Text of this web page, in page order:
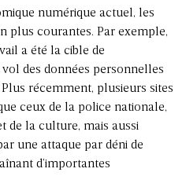
numérique actuel, les
plus courantes. Par exemple,
a été la cible de
des données personnelles
récemment, plusieurs sites
ceux de la police nationale,
de la culture, mais aussi
une attaque par déni de
d’importantes